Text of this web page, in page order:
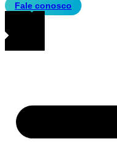
Fale conosco